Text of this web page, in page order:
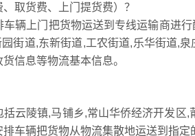
取货费、上门提货费）？
辆上门把货物运送到专线运输商进
街道,东新街道,工农街道,乐华街道,
信息等物流基本信息。
云陵镇,马铺乡,常山华侨经济开发区
车辆把货物从物流集散地运送到指定